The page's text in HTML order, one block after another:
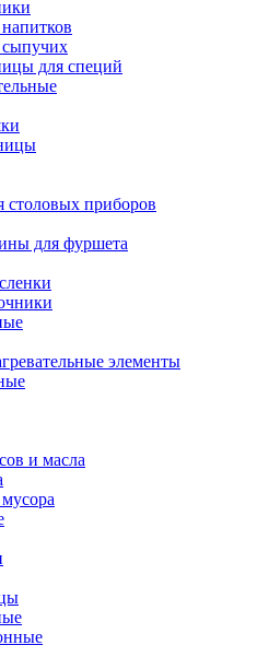
для специй
столовых приборов
для фуршета
элементы
и масла